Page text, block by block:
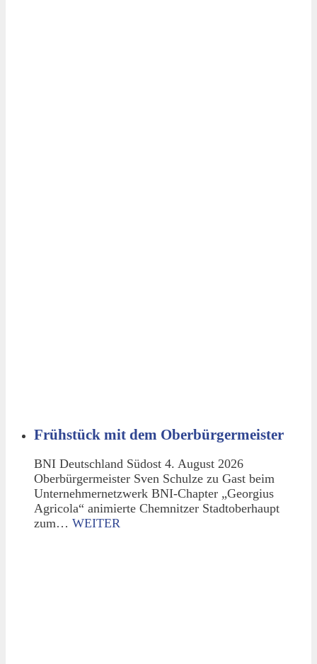
Frühstück mit dem Oberbürgermeister
BNI Deutschland Südost 4. August 2026
Oberbürgermeister Sven Schulze zu Gast beim
Unternehmernetzwerk BNI-Chapter „Georgius
Agricola“ animierte Chemnitzer Stadtoberhaupt
zum… WEITER